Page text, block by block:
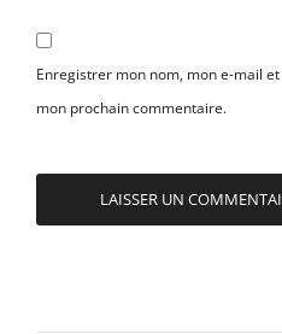
Enregistrer mon nom, mon e-mail
mon prochain commentaire.